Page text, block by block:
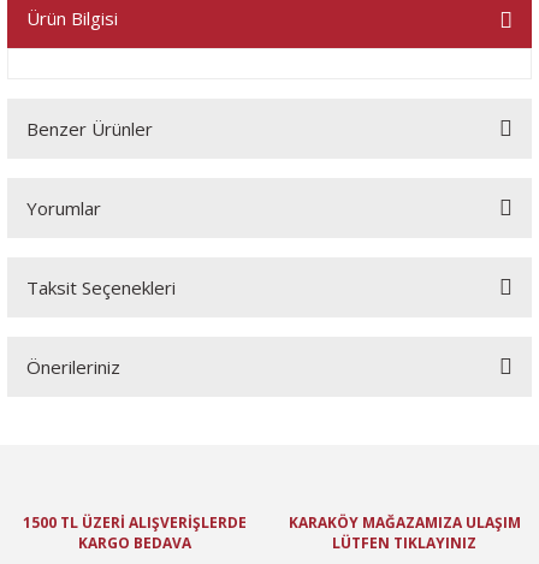
Ürün Bilgisi
Benzer Ürünler
Yorumlar
Taksit Seçenekleri
Önerileriniz
Ürün resmi kalitesiz, bozuk veya görüntülenemiyor.
1500 TL ÜZERİ ALIŞVERİŞLERDE
KARGO BEDAVA
KARAKÖY MAĞAZAMIZA ULAŞIM
LÜTFEN TIKLAYINIZ